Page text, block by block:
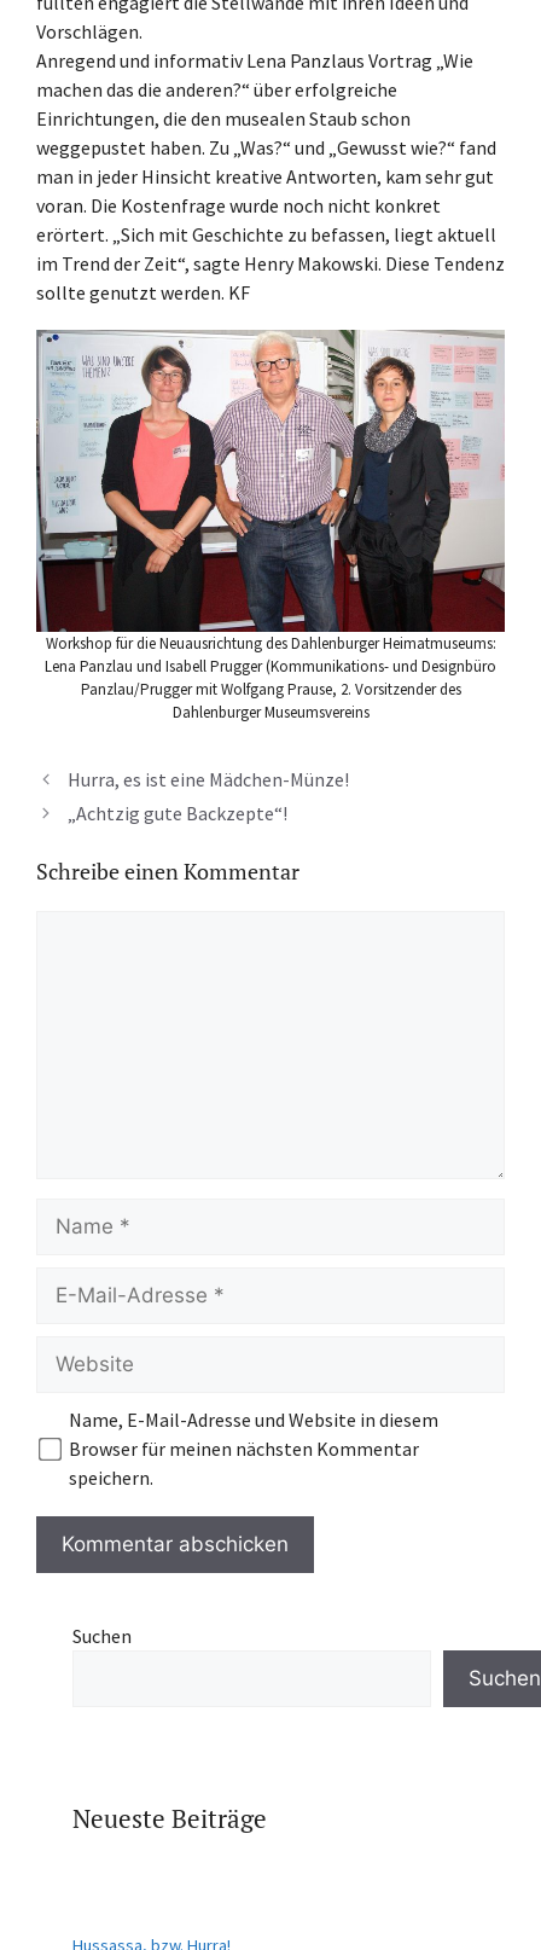
Vorschlägen.
Anregend und informativ Lena Panzlaus Vortrag „Wie
machen das die anderen?“ über erfolgreiche
Einrichtungen, die den musealen Staub schon
weggepustet haben. Zu „Was?“ und „Gewusst wie?“ fand
man in jeder Hinsicht kreative Antworten, kam sehr gut
voran. Die Kostenfrage wurde noch nicht konkret
erörtert. „Sich mit Geschichte zu befassen, liegt aktuell
im Trend der Zeit“, sagte Henry Makowski. Diese Tendenz
sollte genutzt werden. KF
Workshop für die Neuausrichtung des Dahlenburger Heimatmuseums:
Lena Panzlau und Isabell Prugger (Kommunikations- und Designbüro
Panzlau/Prugger mit Wolfgang Prause, 2. Vorsitzender des
Dahlenburger Museumsvereins
Hurra, es ist eine Mädchen-Münze!
„Achtzig gute Backzepte“!
Schreibe einen Kommentar
Name
Mail-
Website
Name, E-Mail-Adresse und Website in diesem
Browser für meinen nächsten Kommentar
speichern.
Suchen
Suchen
Neueste Beiträge
Hussassa, bzw. Hurra!